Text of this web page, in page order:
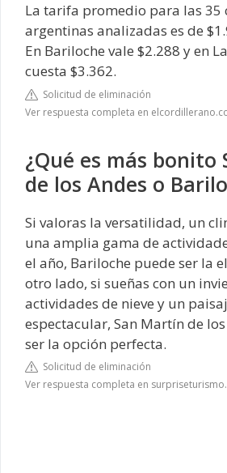
La tarifa promedio para las 35
argentinas analizadas es de
En Bariloche vale $2.288 y en
cuesta $3.362.
Solicitud de eliminación
Ver respuesta completa en
¿Qué es más bonito
de los Andes o
Si valoras la versatilidad, un
una amplia gama de
el año, Bariloche puede ser la
otro lado, si sueñas con un
actividades de nieve y un
espectacular, San Martín de
ser la opción perfecta.
Solicitud de eliminación
Ver respuesta completa en